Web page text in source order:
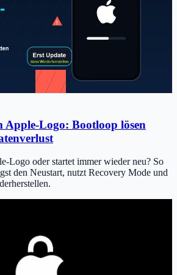
Apple-Logo: Bootloop lösen
Logo oder startet immer wieder neu? So
den Neustart, nutzt Recovery Mode und